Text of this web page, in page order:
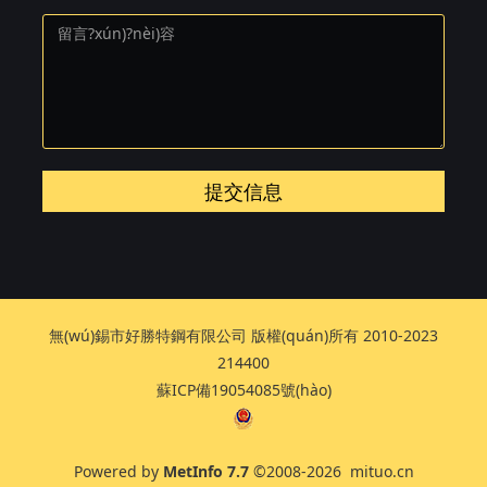
提交信息
無(wú)錫市好勝特鋼有限公司 版權(quán)所有 2010-2023
214400
蘇ICP備19054085號(hào)
Powered by MetInfo 7.7©2008-2026 mituo.cn